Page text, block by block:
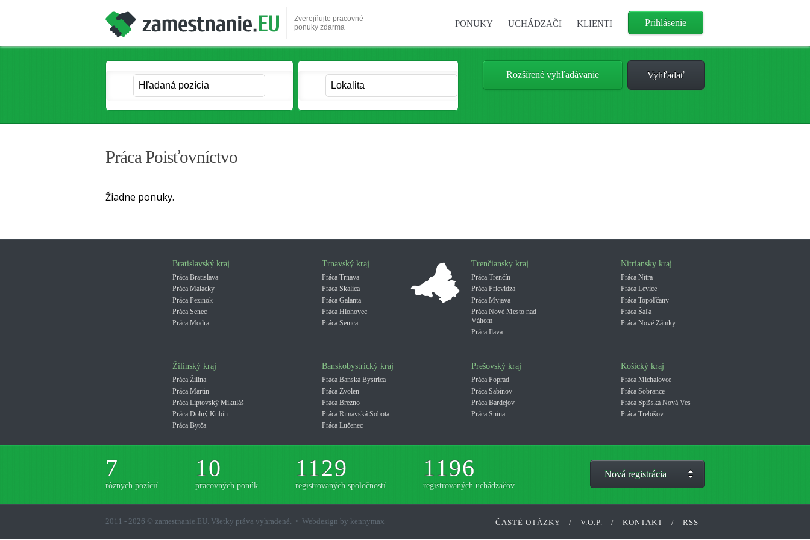
Zverejňujte pracovné
ponuky zdarma
Prihlásenie
PONUKY UCHÁDZAČI KLIENTI
Rozšírené vyhľadávanie
Práca Poisťovníctvo
Žiadne ponuky.
Bratislavský kraj
Práca Bratislava
Práca Malacky
Práca Pezinok
Práca Senec
Práca Modra
Trnavský kraj
Práca Trnava
Práca Skalica
Práca Galanta
Práca Hlohovec
Práca Senica
Trenčiansky kraj
Práca Trenčín
Práca Prievidza
Práca Myjava
Práca Nové Mesto nad
Váhom
Práca Ilava
Nitriansky kraj
Práca Nitra
Práca Levice
Práca Topoľčany
Práca Šaľa
Práca Nové Zámky
Žilinský kraj
Práca Žilina
Práca Martin
Práca Liptovský Mikuláš
Práca Dolný Kubín
Práca Bytča
Banskobystrický kraj
Práca Banská Bystrica
Práca Zvolen
Práca Brezno
Práca Rimavská Sobota
Práca Lučenec
Prešovský kraj
Práca Poprad
Práca Sabinov
Práca Bardejov
Práca Snina
Košický kraj
Práca Michalovce
Práca Sobrance
Práca Spišská Nová Ves
Práca Trebišov
7
rôznych pozícií
10
pracovných ponúk
1129
registrovaných spoločností
1196
registrovaných uchádzačov
Nová registrácia
2011 - 2026 © zamestnanie.EU. Všetky práva vyhradené. • Webdesign by kennymax ČASTÉ OTÁZKY / V.O.P. / KONTAKT / RSS